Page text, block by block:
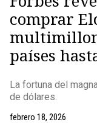
comprar
países
La fortuna del
de dólares.
febrero 18, 2026